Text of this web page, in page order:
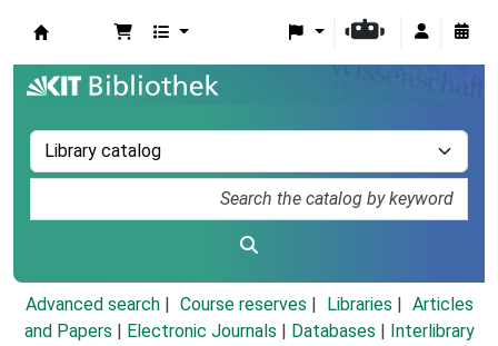
Advanced search Course reserves Libraries
Articles
and Papers
Electronic Journals Databases
Interlibrary